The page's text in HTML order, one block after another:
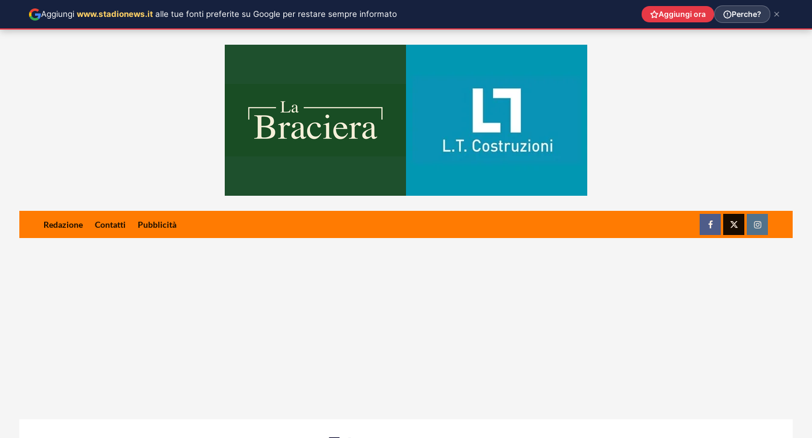
Redazione Contatti Pubblicità
FacebookTwitterInstagram
Aggiungi www.stadionews.it alle tue fonti preferite su Google per restare sempre informato Aggiungi ora Perche?